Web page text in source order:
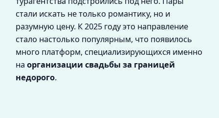
стали искать не только романтику, но и
разумную цену. К 2025 году это направление
стало настолько популярным, что появилось
много платформ, специализирующихся именно
на организации свадьбы за границей
недорого.